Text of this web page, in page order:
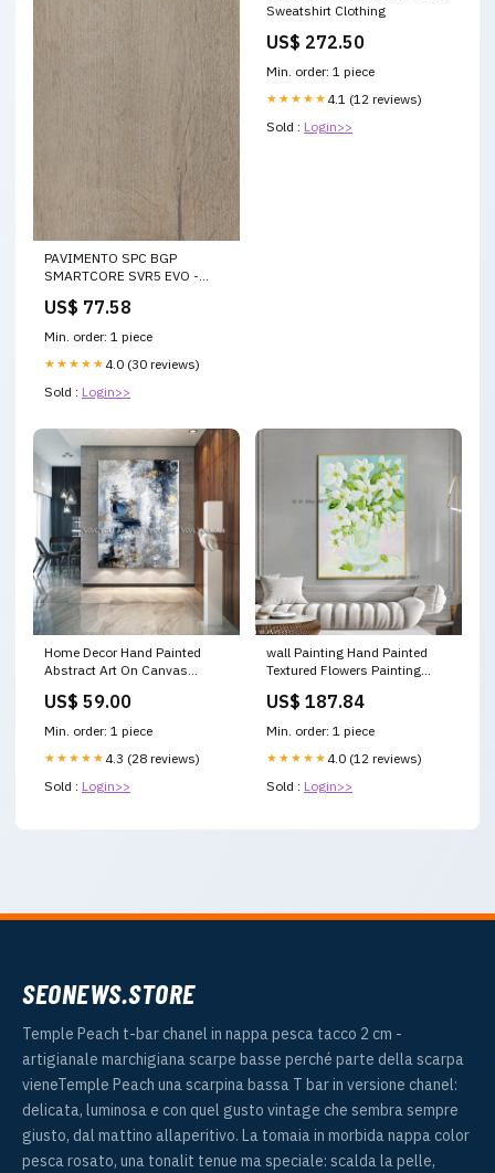
PAVIMENTO SPC BGP
SMARTCORE SVR5 EVO -
EFFETTO LEGNO
US$ 77.58
Min. order: 1 piece
★★★★★ 4.0 (30 reviews)
Sold : Login>>
Sweatshirt Clothing
US$ 272.50
Min. order: 1 piece
★★★★★ 4.1 (12 reviews)
Sold : Login>>
Home Decor Hand Painted
Abstract Art On Canvas
Color:3
US$ 59.00
Min. order: 1 piece
★★★★★ 4.3 (28 reviews)
Sold : Login>>
wall Painting Hand Painted
Textured Flowers Painting
CANVAS PRINT FAMOUS ART
US$ 187.84
Min. order: 1 piece
★★★★★ 4.0 (12 reviews)
Sold : Login>>
SEONEWS.STORE
Temple Peach t-bar chanel in nappa pesca tacco 2 cm -
artigianale marchigiana scarpe basse perché parte della scarpa
vieneTemple Peach una scarpina bassa T bar in versione chanel:
delicata, luminosa e con quel gusto vintage che sembra sempre
giusto, dal mattino allaperitivo. La tomaia in morbida nappa color
pesca rosato, una tonalit tenue ma speciale: scalda la pelle,